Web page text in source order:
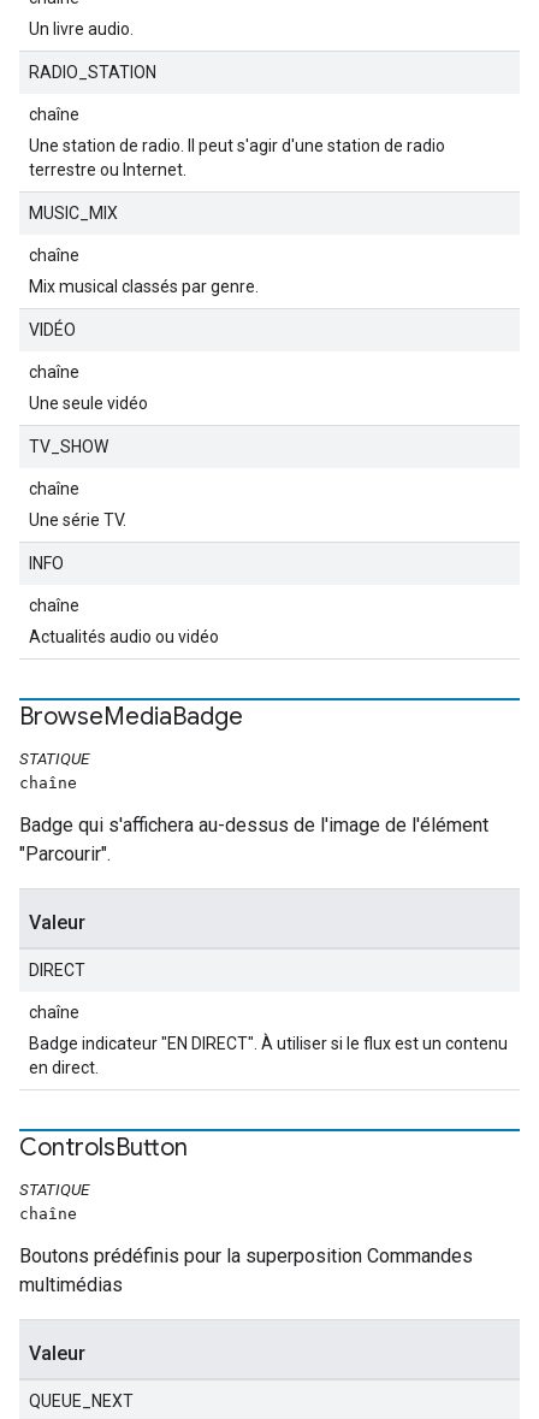
Un livre audio.
RADIO_STATION
chaîne
Une station de radio. Il peut s'agir d'une station de radio
terrestre ou Internet.
MUSIC_MIX
chaîne
Mix musical classés par genre.
VIDÉO
chaîne
Une seule vidéo
TV_SHOW
chaîne
Une série TV.
INFO
chaîne
Actualités audio ou vidéo
BrowseMediaBadge
STATIQUE
chaîne
Badge qui s'affichera au-dessus de l'image de l'élément
"Parcourir".
Valeur
DIRECT
chaîne
Badge indicateur "EN DIRECT". À utiliser si le flux est un contenu
en direct.
ControlsButton
STATIQUE
chaîne
Boutons prédéfinis pour la superposition Commandes
multimédias
Valeur
QUEUE_NEXT